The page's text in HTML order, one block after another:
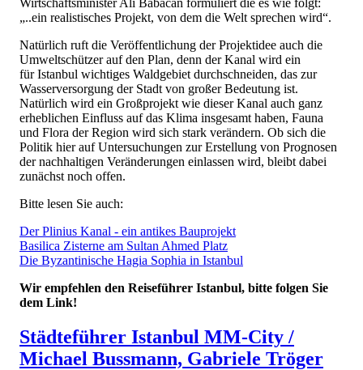
Wirtschaftsminister Ali Babacan formuliert die es wie folgt:
„..ein realistisches Projekt, von dem die Welt sprechen wird“.
Natürlich ruft die Veröffentlichung der Projektidee auch die
Umweltschützer auf den Plan, denn der Kanal wird ein
für Istanbul wichtiges Waldgebiet durchschneiden, das zur
Wasserversorgung der Stadt von großer Bedeutung ist.
Natürlich wird ein Großprojekt wie dieser Kanal auch ganz
erheblichen Einfluss auf das Klima insgesamt haben, Fauna
und Flora der Region wird sich stark verändern. Ob sich die
Politik hier auf Untersuchungen zur Erstellung von Prognosen
der nachhaltigen Veränderungen einlassen wird, bleibt dabei
zunächst noch offen.
Bitte lesen Sie auch:
Der Plinius Kanal - ein antikes Bauprojekt
Basilica Zisterne am Sultan Ahmed Platz
Die Byzantinische Hagia Sophia in Istanbul
Wir empfehlen den Reiseführer Istanbul, bitte folgen Sie
dem Link!
Städteführer Istanbul MM-City /
Michael Bussmann, Gabriele Tröger